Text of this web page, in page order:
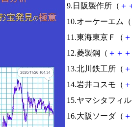
9.日阪製作所（ ＋
10.オーケーエム（
11.東海東京Ｆ（ ＋
12.菱製鋼（ ＋ ＋ ＋
13.北川鉄工所（ ＋
14.岩井コスモ（ ＋
15.ヤマシタフィ
16.大阪ソーダ（ ＋